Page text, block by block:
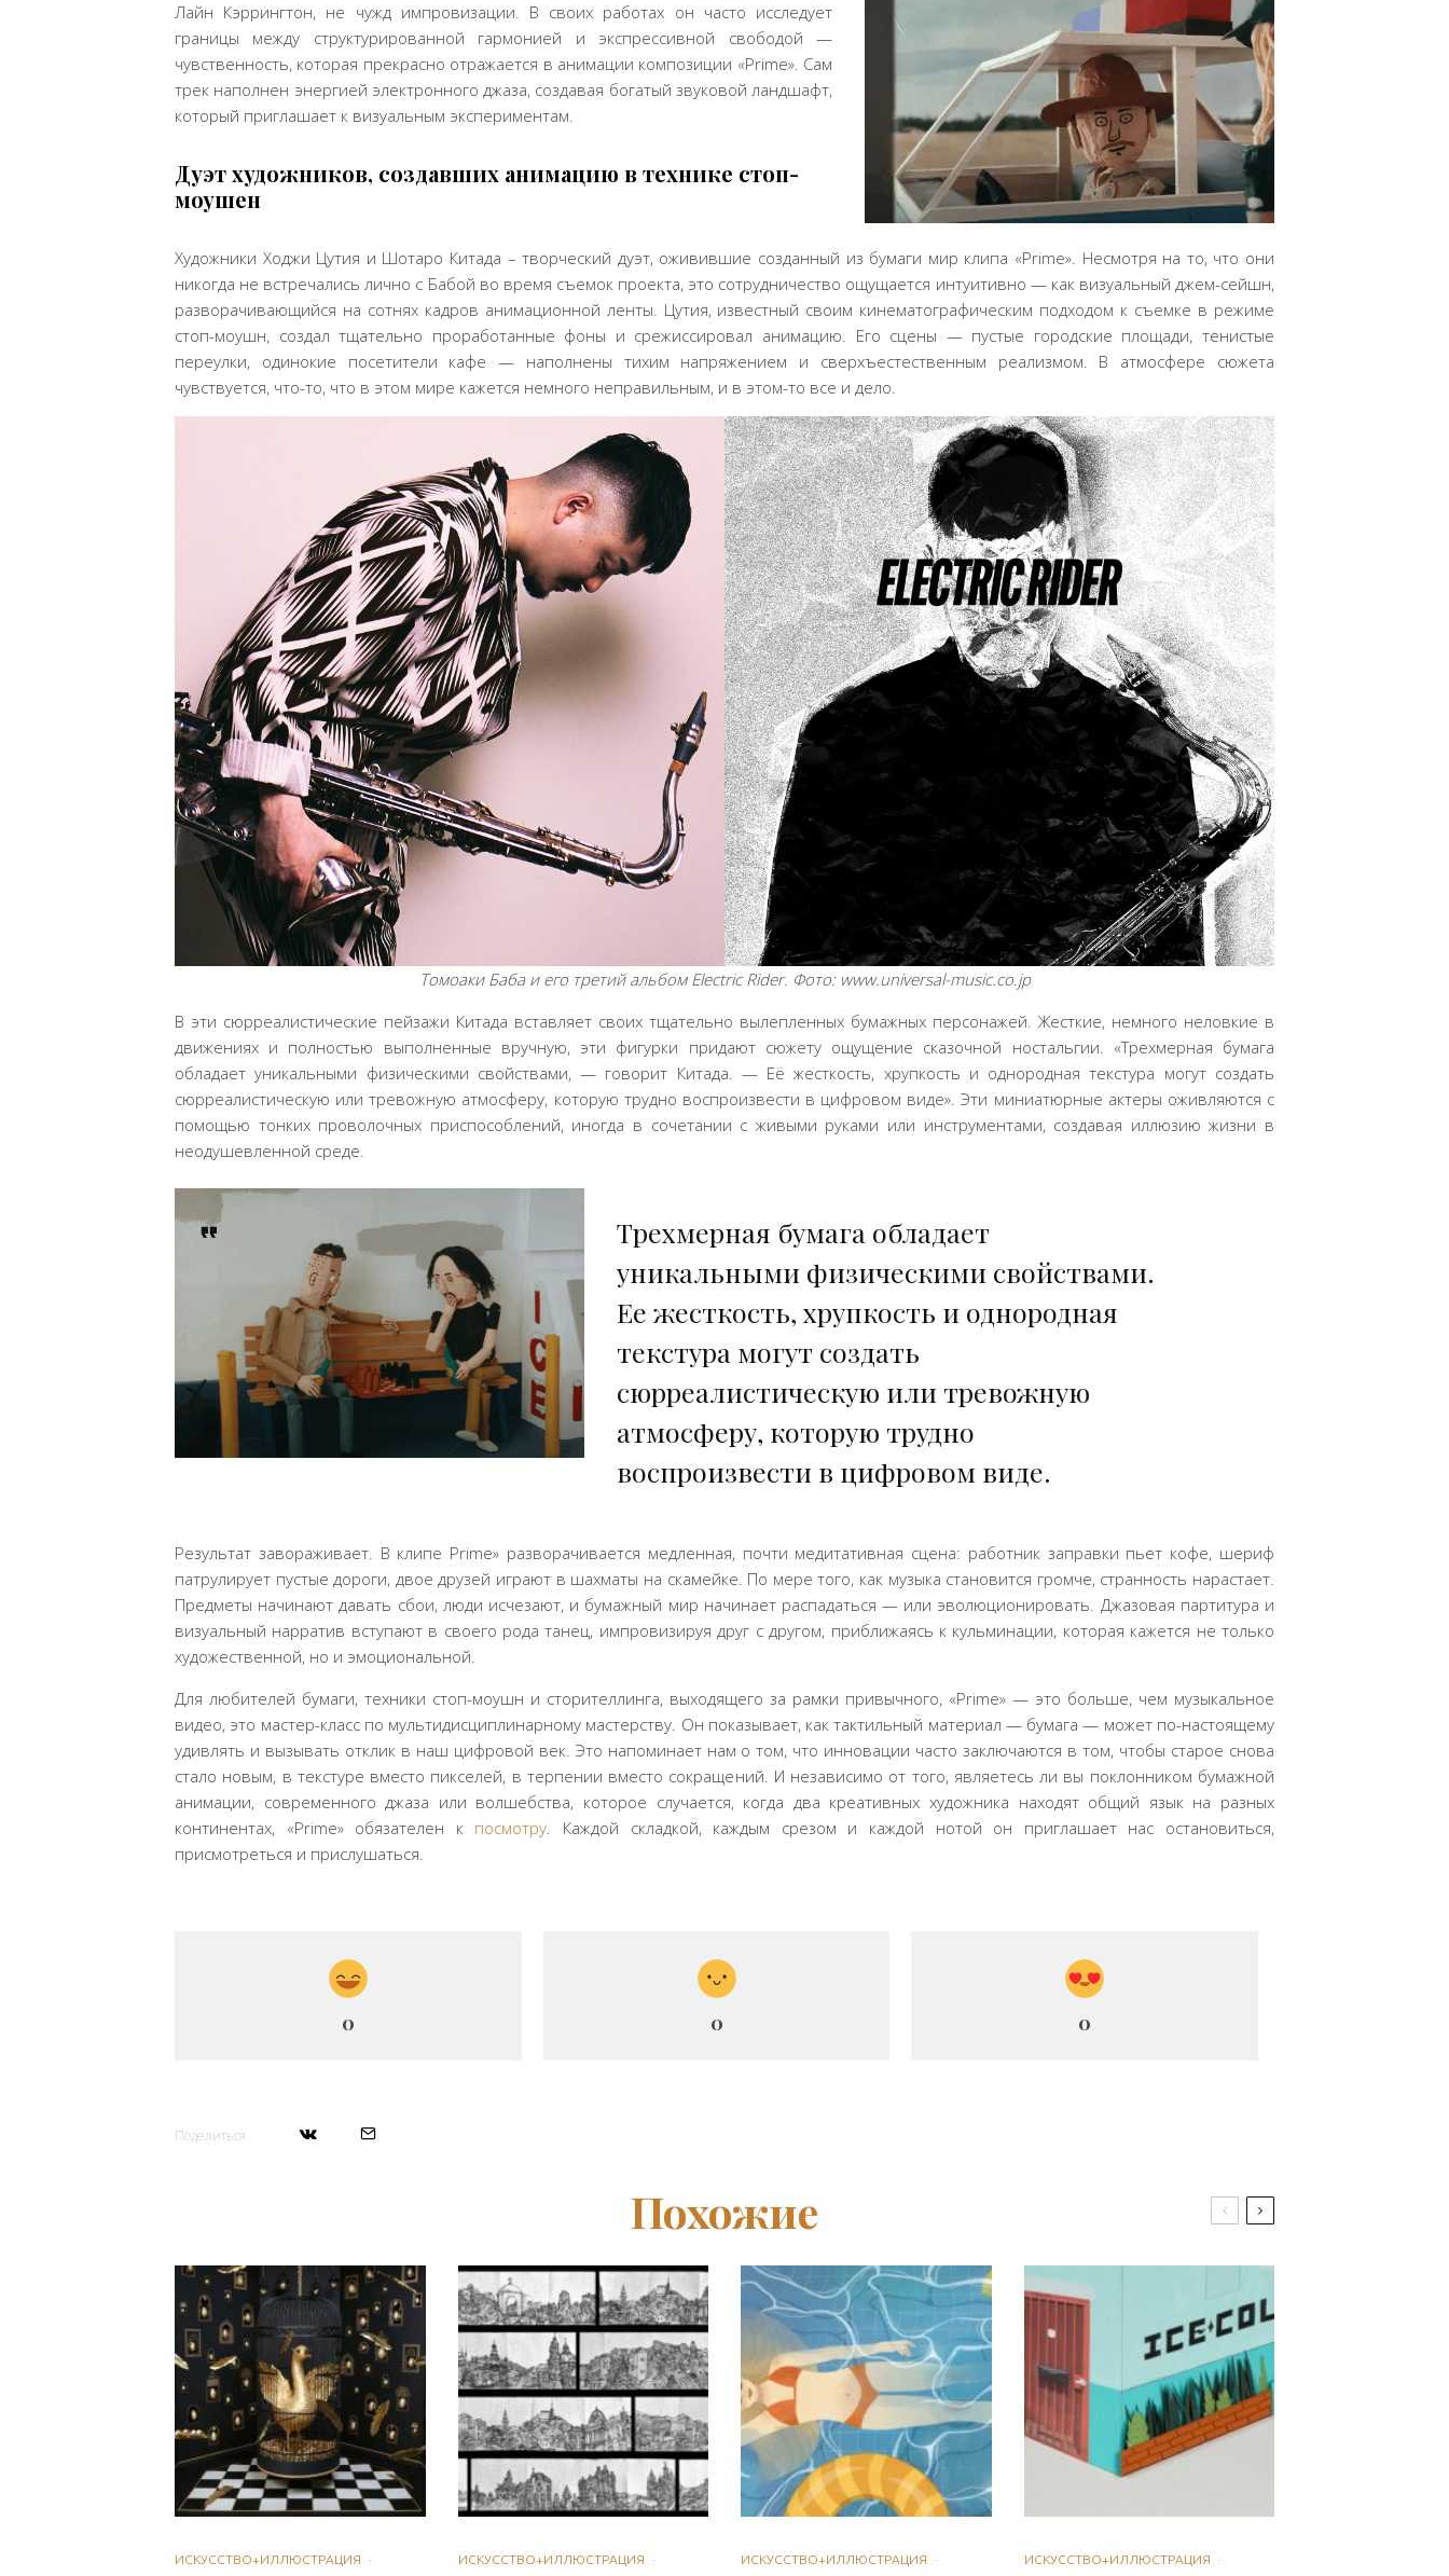
Лайн Кэррингтон, не чужд импровизации. В своих работах он часто исследует
границы между структурированной гармонией и экспрессивной свободой —
чувственность, которая прекрасно отражается в анимации композиции «Prime». Сам
трек наполнен энергией электронного джаза, создавая богатый звуковой ландшафт,
который приглашает к визуальным экспериментам.
Дуэт художников, создавших анимацию в технике стоп-
моушен
Художники Ходжи Цутия и Шотаро Китада – творческий дуэт, оживившие созданный из бумаги мир клипа «Prime». Несмотря на то, что они
никогда не встречались лично с Бабой во время съемок проекта, это сотрудничество ощущается интуитивно — как визуальный джем-сейшн,
разворачивающийся на сотнях кадров анимационной ленты. Цутия, известный своим кинематографическим подходом к съемке в режиме
стоп-моушн, создал тщательно проработанные фоны и срежиссировал анимацию. Его сцены — пустые городские площади, тенистые
переулки, одинокие посетители кафе — наполнены тихим напряжением и сверхъестественным реализмом. В атмосфере сюжета
чувствуется, что-то, что в этом мире кажется немного неправильным, и в этом-то все и дело.
Томоаки Баба и его третий альбом Electric Rider. Фото: www.universal-music.co.jp
В эти сюрреалистические пейзажи Китада вставляет своих тщательно вылепленных бумажных персонажей. Жесткие, немного неловкие в
движениях и полностью выполненные вручную, эти фигурки придают сюжету ощущение сказочной ностальгии. «Трехмерная бумага
обладает уникальными физическими свойствами, — говорит Китада. — Её жесткость, хрупкость и однородная текстура могут создать
сюрреалистическую или тревожную атмосферу, которую трудно воспроизвести в цифровом виде». Эти миниатюрные актеры оживляются с
помощью тонких проволочных приспособлений, иногда в сочетании с живыми руками или инструментами, создавая иллюзию жизни в
неодушевленной среде.
Трехмерная бумага обладает
уникальными физическими свойствами.
Ее жесткость, хрупкость и однородная
текстура могут создать
сюрреалистическую или тревожную
атмосферу, которую трудно
воспроизвести в цифровом виде.
Результат завораживает. В клипе Prime» разворачивается медленная, почти медитативная сцена: работник заправки пьет кофе, шериф
патрулирует пустые дороги, двое друзей играют в шахматы на скамейке. По мере того, как музыка становится громче, странность нарастает.
Предметы начинают давать сбои, люди исчезают, и бумажный мир начинает распадаться — или эволюционировать. Джазовая партитура и
визуальный нарратив вступают в своего рода танец, импровизируя друг с другом, приближаясь к кульминации, которая кажется не только
художественной, но и эмоциональной.
Для любителей бумаги, техники стоп-моушн и сторителлинга, выходящего за рамки привычного, «Prime» — это больше, чем музыкальное
видео, это мастер-класс по мультидисциплинарному мастерству. Он показывает, как тактильный материал — бумага — может по-настоящему
удивлять и вызывать отклик в наш цифровой век. Это напоминает нам о том, что инновации часто заключаются в том, чтобы старое снова
стало новым, в текстуре вместо пикселей, в терпении вместо сокращений. И независимо от того, являетесь ли вы поклонником бумажной
анимации, современного джаза или волшебства, которое случается, когда два креативных художника находят общий язык на разных
континентах, «Prime» обязателен к посмотру. Каждой складкой, каждым срезом и каждой нотой он приглашает нас остановиться,
присмотреться и прислушаться.
0 0 0
Поделиться
Похожие
ИСКУССТВО+ИЛЛЮСТРАЦИЯ · ИСКУССТВО+ИЛЛЮСТРАЦИЯ · ИСКУССТВО+ИЛЛЮСТРАЦИЯ · ИСКУССТВО+ИЛЛЮСТРАЦИЯ ·